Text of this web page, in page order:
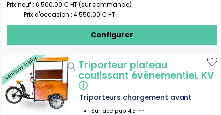
Prix neuf :6 500.00 € HT (sur commande)
Prix d'occasion : 4 550.00 € HT
Configurer
Véhicule Trip'Up Triporteur plateau
coulissant évènementieL KV
ⓘ
Triporteurs chargement avant
Surface pub 4.5 m²